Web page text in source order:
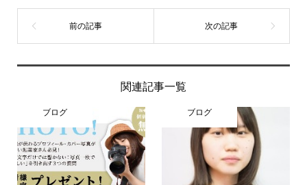
関連記事一覧
ブログ ブログ